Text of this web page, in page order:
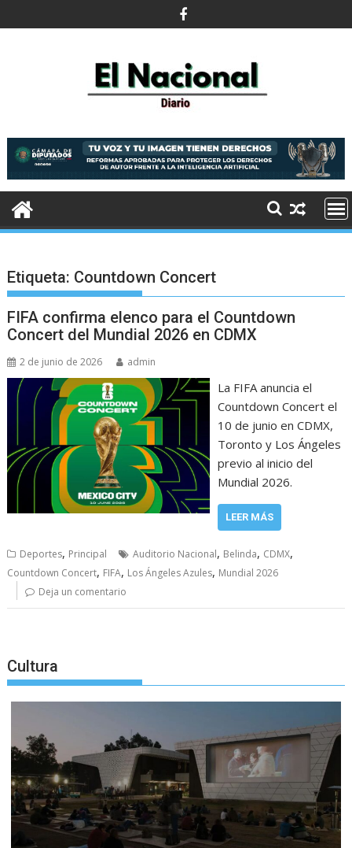
al
Etiqueta: Countdown Concert
FIFA confirma elenco para el Countdown
Concert del Mundial 2026 en CDMX
2 de junio de 2026 admin
La FIFA anuncia el
Countdown Concert el
10 de junio en CDMX,
Toronto y Los Ángeles
previo al inicio del
Mundial 2026.
LEER MÁS
Deportes, Principal Auditorio Nacional, Belinda, CDMX,
Countdown Concert, FIFA, Los Ángeles Azules, Mundial 2026
Deja un comentario
Cultura